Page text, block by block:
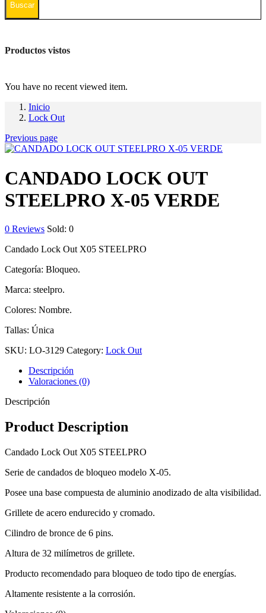
Buscar
Productos vistos
You have no recent viewed item.
Inicio
Lock Out
Previous page
CANDADO LOCK OUT
STEELPRO X-05 VERDE
0 Reviews Sold: 0
Candado Lock Out X05 STEELPRO
Categoría: Bloqueo.
Marca: steelpro.
Colores: Nombre.
Tallas: Única
SKU: LO-3129 Category: Lock Out
Descripción
Valoraciones (0)
Descripción
Product Description
Candado Lock Out X05 STEELPRO
Serie de candados de bloqueo modelo X-05.
Posee una base compuesta de aluminio anodizado de alta visibilidad.
Grillete de acero endurecido y cromado.
Cilindro de bronce de 6 pins.
Altura de 32 milímetros de grillete.
Producto recomendado para bloqueo de todo tipo de energías.
Altamente resistente a la corrosión.